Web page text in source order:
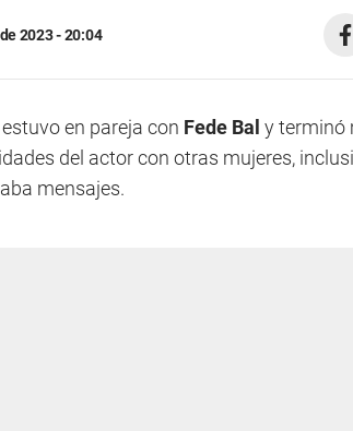
2023 - 20:04
estuvo en pareja con Fede Bal y terminó
del actor con otras mujeres,
mensajes.